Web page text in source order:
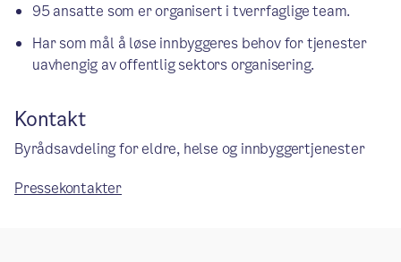
95 ansatte som er organisert i tverrfaglige team.
Har som mål å løse innbyggeres behov for tjenester
uavhengig av offentlig sektors organisering.
Kontakt
Byrådsavdeling for eldre, helse og innbyggertjenester
Pressekontakter